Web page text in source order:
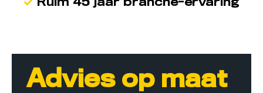
Ruim 45 jaar branche-ervaring
Advies op maat